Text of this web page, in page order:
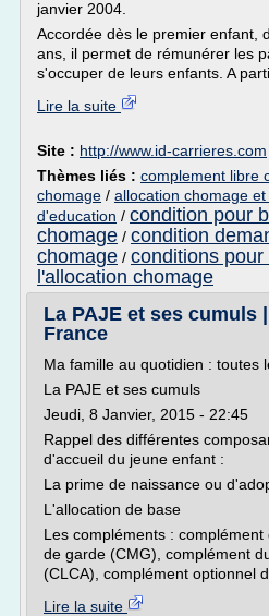
janvier 2004.
Accordée dès le premier enfant,
ans, il permet de rémunérer les
s'occuper de leurs enfants. A
Lire la suite
Site : http://www.id-carrieres.com
Thèmes liés : complement libre
chomage / allocation chomage
d'education / condition pour
chomage / condition
chomage / conditions
l'allocation chomage
La PAJE et ses cumuls
France
Ma famille au quotidien : toutes
La PAJE et ses cumuls
Jeudi, 8 Janvier, 2015 - 22:45
Rappel des différentes
d'accueil du jeune enfant :
La prime de naissance ou
L'allocation de base
Les compléments :
de garde (CMG), complément
(CLCA), complément optionnel
Lire la suite